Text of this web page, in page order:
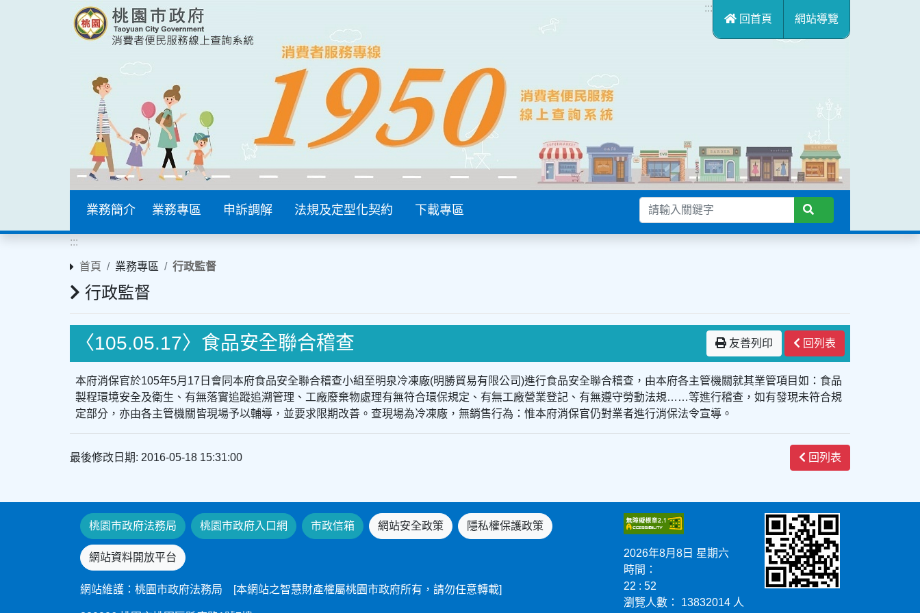
:::
回首頁
網站導覽
業務簡介 業務專區 申訴調解 法規及定型化契約 下載專區
:::
首頁 業務專區 行政監督
行政監督
〈105.05.17〉食品安全聯合稽查 友善列印 回列表
本府消保官於105年5月17日會同本府食品安全聯合稽查小組至明泉冷凍廠(明勝貿易有限公司)進行食品安全聯合稽查，由本府各主管機關就其業管項目如：食品
製程環境安全及衛生、有無落實追蹤追溯管理、工廠廢棄物處理有無符合環保規定、有無工廠營業登記、有無遵守勞動法規……等進行稽查，如有發現未符合規
定部分，亦由各主管機關皆現場予以輔導，並要求限期改善。查現場為冷凍廠，無銷售行為：惟本府消保官仍對業者進行消保法令宣導。
最後修改日期: 2016-05-18 15:31:00 回列表
桃園市政府法務局 桃園市政府入口網 市政信箱 網站安全政策 隱私權保護政策
網站資料開放平台
網站維護：桃園市政府法務局 [本網站之智慧財產權屬桃園市政府所有，請勿任意轉載]
2026年8月8日 星期六
時間：
22 : 52
瀏覽人數： 13832014 人